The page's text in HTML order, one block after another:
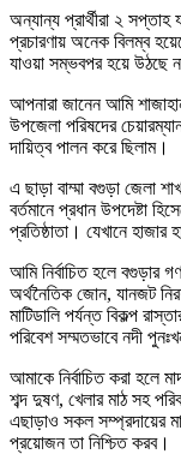
অন্যান্য প্রার্থীরা ২ সপ্তাহ
প্রচারণায় অনেক বিলম্ব
যাওয়া সম্ভবপর হয়ে উঠছে
আপনারা জানেন আমি
উপজেলা পরিষদের
দায়িত্ব পালন করে ছিলাম।
এ ছাড়া বাম্মা বগুড়া জেলা
বর্তমানে প্রধান উপদেষ্টা
প্রতিষ্ঠাতা। যেখানে
আমি নির্বাচিত হলে বগুড়ার
অর্থনৈতিক জোন, যানজট
মাটিডালি পর্যন্ত বিকল্প
পরিবেশ সম্মতভাবে নদী
আমাকে নির্বাচিত করা হলে
শব্দ দুষণ, খেলার মাঠ সহ
এছাড়াও সকল সম্প্রদায়ের
প্রয়োজন তা নিশ্চিত করব।